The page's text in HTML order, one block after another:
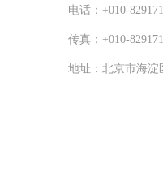
电话：+010-
传真：+010-
地址：北京市海淀